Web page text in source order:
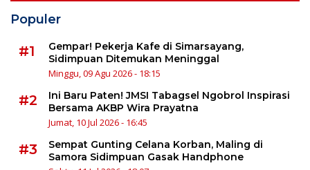
Populer
#1
Gempar! Pekerja Kafe di Simarsayang,
Sidimpuan Ditemukan Meninggal
Minggu, 09 Agu 2026 - 18:15
#2
Ini Baru Paten! JMSI Tabagsel Ngobrol Inspirasi
Bersama AKBP Wira Prayatna
Jumat, 10 Jul 2026 - 16:45
#3
Sempat Gunting Celana Korban, Maling di
Samora Sidimpuan Gasak Handphone